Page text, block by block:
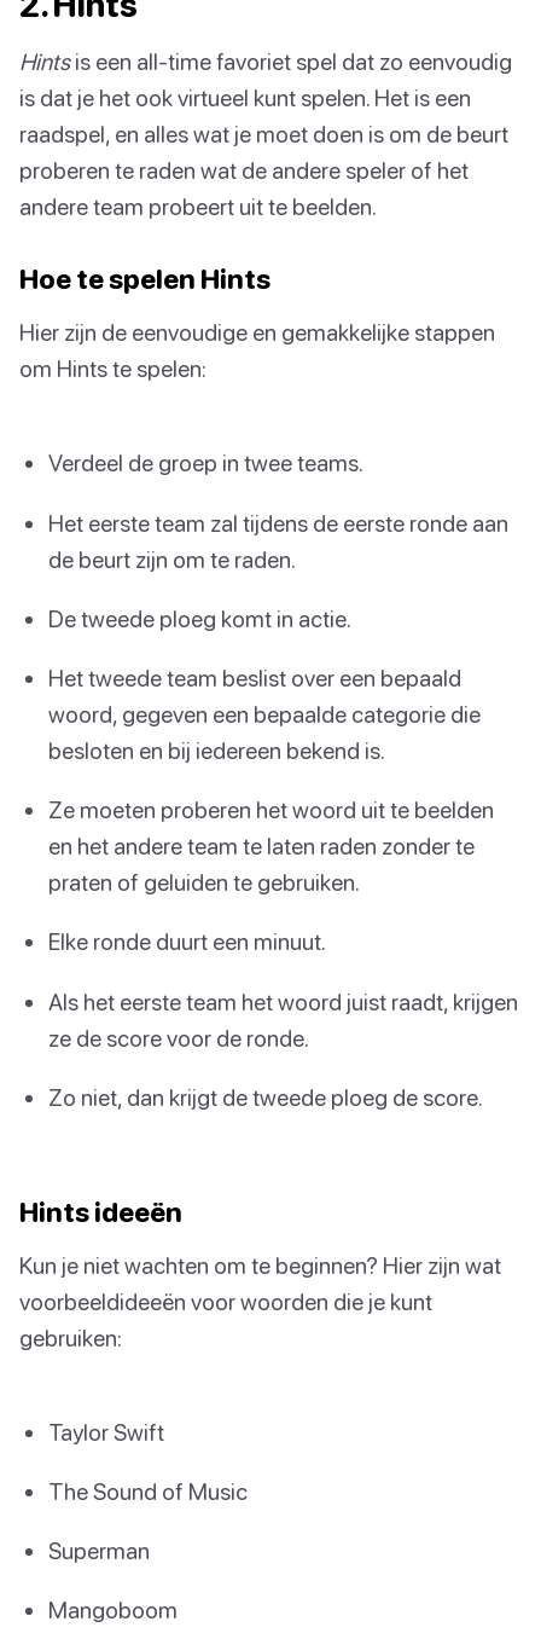
Hintsis een all-time favoriet spel dat zo eenvoudig
is dat je het ook virtueel kunt spelen. Het is een
raadspel, en alles wat je moet doen is om de beurt
proberen te raden wat de andere speler of het
andere team probeert uit te beelden.
Hoe te spelen Hints
Hier zijn de eenvoudige en gemakkelijke stappen
om Hints te spelen:
Verdeel de groep in twee teams.
Het eerste team zal tijdens de eerste ronde aan
de beurt zijn om te raden.
De tweede ploeg komt in actie.
Het tweede team beslist over een bepaald
woord, gegeven een bepaalde categorie die
besloten en bij iedereen bekend is.
Ze moeten proberen het woord uit te beelden
en het andere team te laten raden zonder te
praten of geluiden te gebruiken.
Elke ronde duurt een minuut.
Als het eerste team het woord juist raadt, krijgen
ze de score voor de ronde.
Zo niet, dan krijgt de tweede ploeg de score.
Hints ideeën
Kun je niet wachten om te beginnen? Hier zijn wat
voorbeeldideeën voor woorden die je kunt
gebruiken:
Taylor Swift
The Sound of Music
Superman
Mangoboom